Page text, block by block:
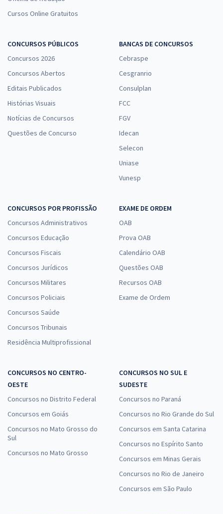
Cursos Online Gratuitos
CONCURSOS PÚBLICOS
Concursos 2026
Concursos Abertos
Editais Publicados
Histórias Visuais
Notícias de Concursos
Questões de Concurso
BANCAS DE CONCURSOS
Cebraspe
Cesgranrio
Consulplan
FCC
FGV
Idecan
Selecon
Uniase
Vunesp
CONCURSOS POR PROFISSÃO
Concursos Administrativos
Concursos Educação
Concursos Fiscais
Concursos Jurídicos
Concursos Militares
Concursos Policiais
Concursos Saúde
Concursos Tribunais
Residência Multiprofissional
EXAME DE ORDEM
OAB
Prova OAB
Calendário OAB
Questões OAB
Recursos OAB
Exame de Ordem
CONCURSOS NO CENTRO-
OESTE
Concursos no Distrito Federal
Concursos em Goiás
Concursos no Mato Grosso do
Sul
Concursos no Mato Grosso
CONCURSOS NO SUL E
SUDESTE
Concursos no Paraná
Concursos no Rio Grande do Sul
Concursos em Santa Catarina
Concursos no Espírito Santo
Concursos em Minas Gerais
Concursos no Rio de Janeiro
Concursos em São Paulo